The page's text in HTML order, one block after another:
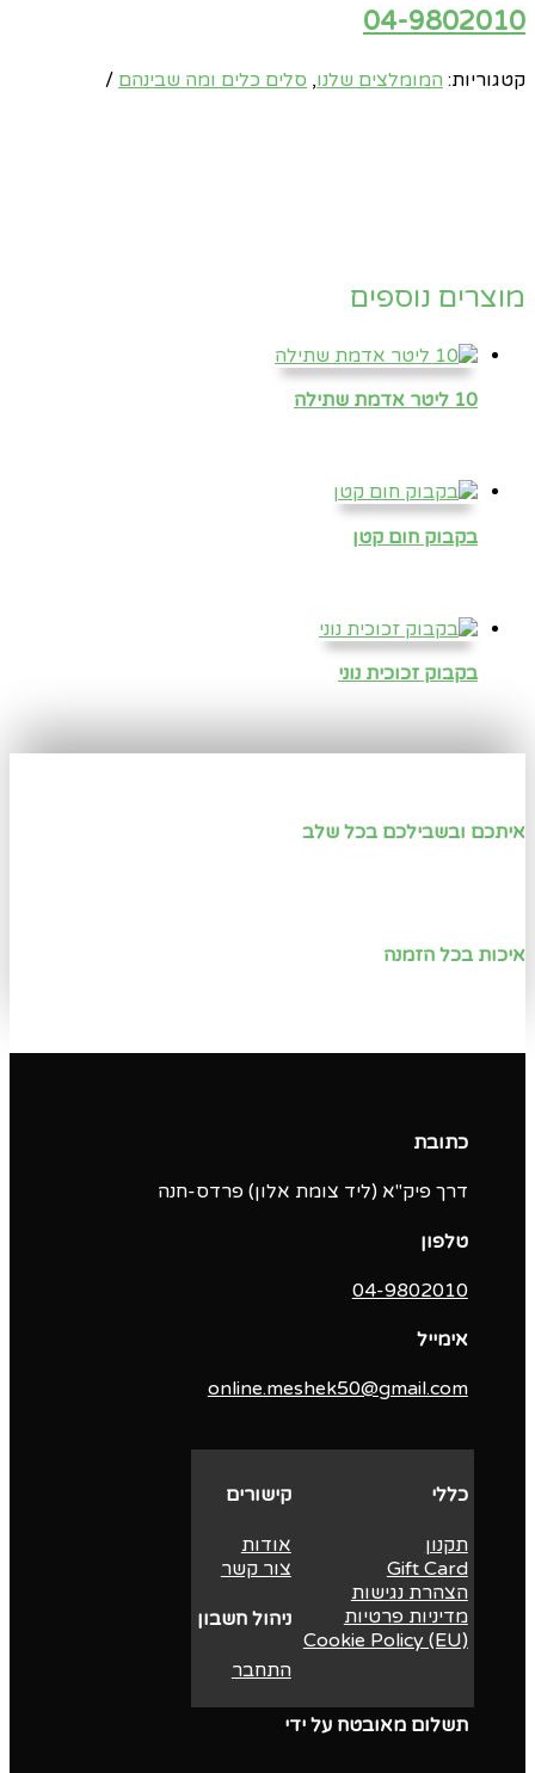
04-9802010
קטגוריות: המומלצים שלנו, סלים כלים ומה שבינהם
מוצרים נוספים
10 ליטר אדמת שתילה
בקבוק חום קטן
בקבוק זכוכית נוני
איתכם ובשבילכם בכל שלב
איכות בכל הזמנה
תשלום מאובטח על ידי
קישורים
אודות
צור קשר
ניהול חשבון
התחבר
כללי
תקנון
Gift Card
הצהרת נגישות
מדיניות פרטיות
Cookie Policy (EU)
כתובת
דרך פיק"א (ליד צומת אלון) פרדס-חנה
טלפון
04-9802010‬
אימייל
online.meshek50@gmail.com